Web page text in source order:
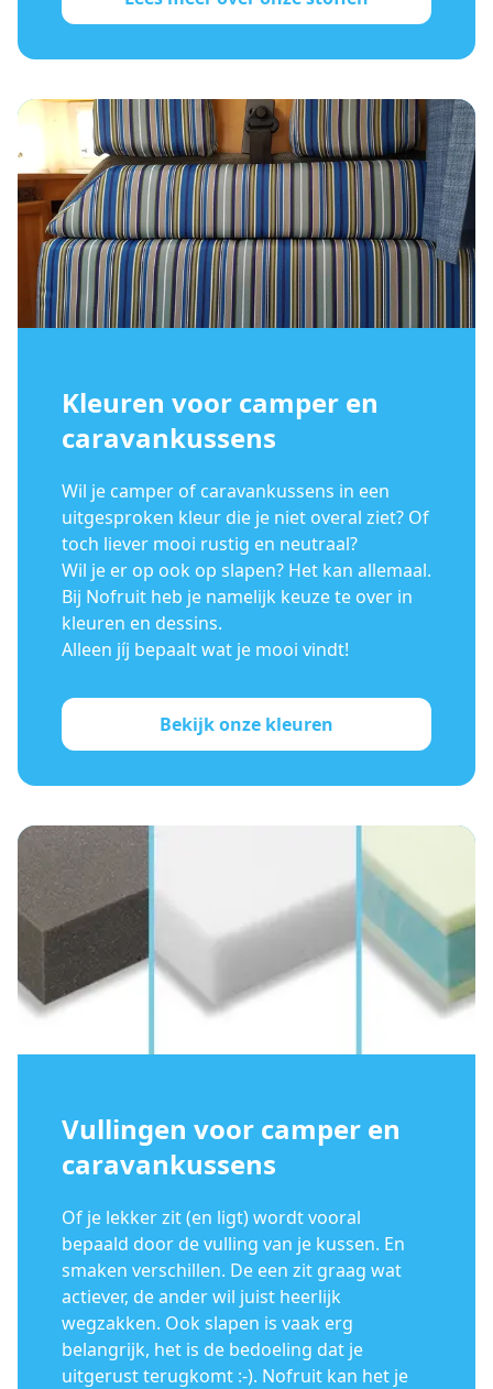
Kleuren voor camper en
caravankussens
Wil je camper of caravankussens in een
uitgesproken kleur die je niet overal ziet? Of
toch liever mooi rustig en neutraal?
Wil je er op ook op slapen? Het kan allemaal.
Bij Nofruit heb je namelijk keuze te over in
kleuren en dessins.
Alleen jíj bepaalt wat je mooi vindt!
Bekijk onze kleuren
Vullingen voor camper en
caravankussens
Of je lekker zit (en ligt) wordt vooral
bepaald door de vulling van je kussen. En
smaken verschillen. De een zit graag wat
actiever, de ander wil juist heerlijk
wegzakken. Ook slapen is vaak erg
belangrijk, het is de bedoeling dat je
uitgerust terugkomt :-). Nofruit kan het je